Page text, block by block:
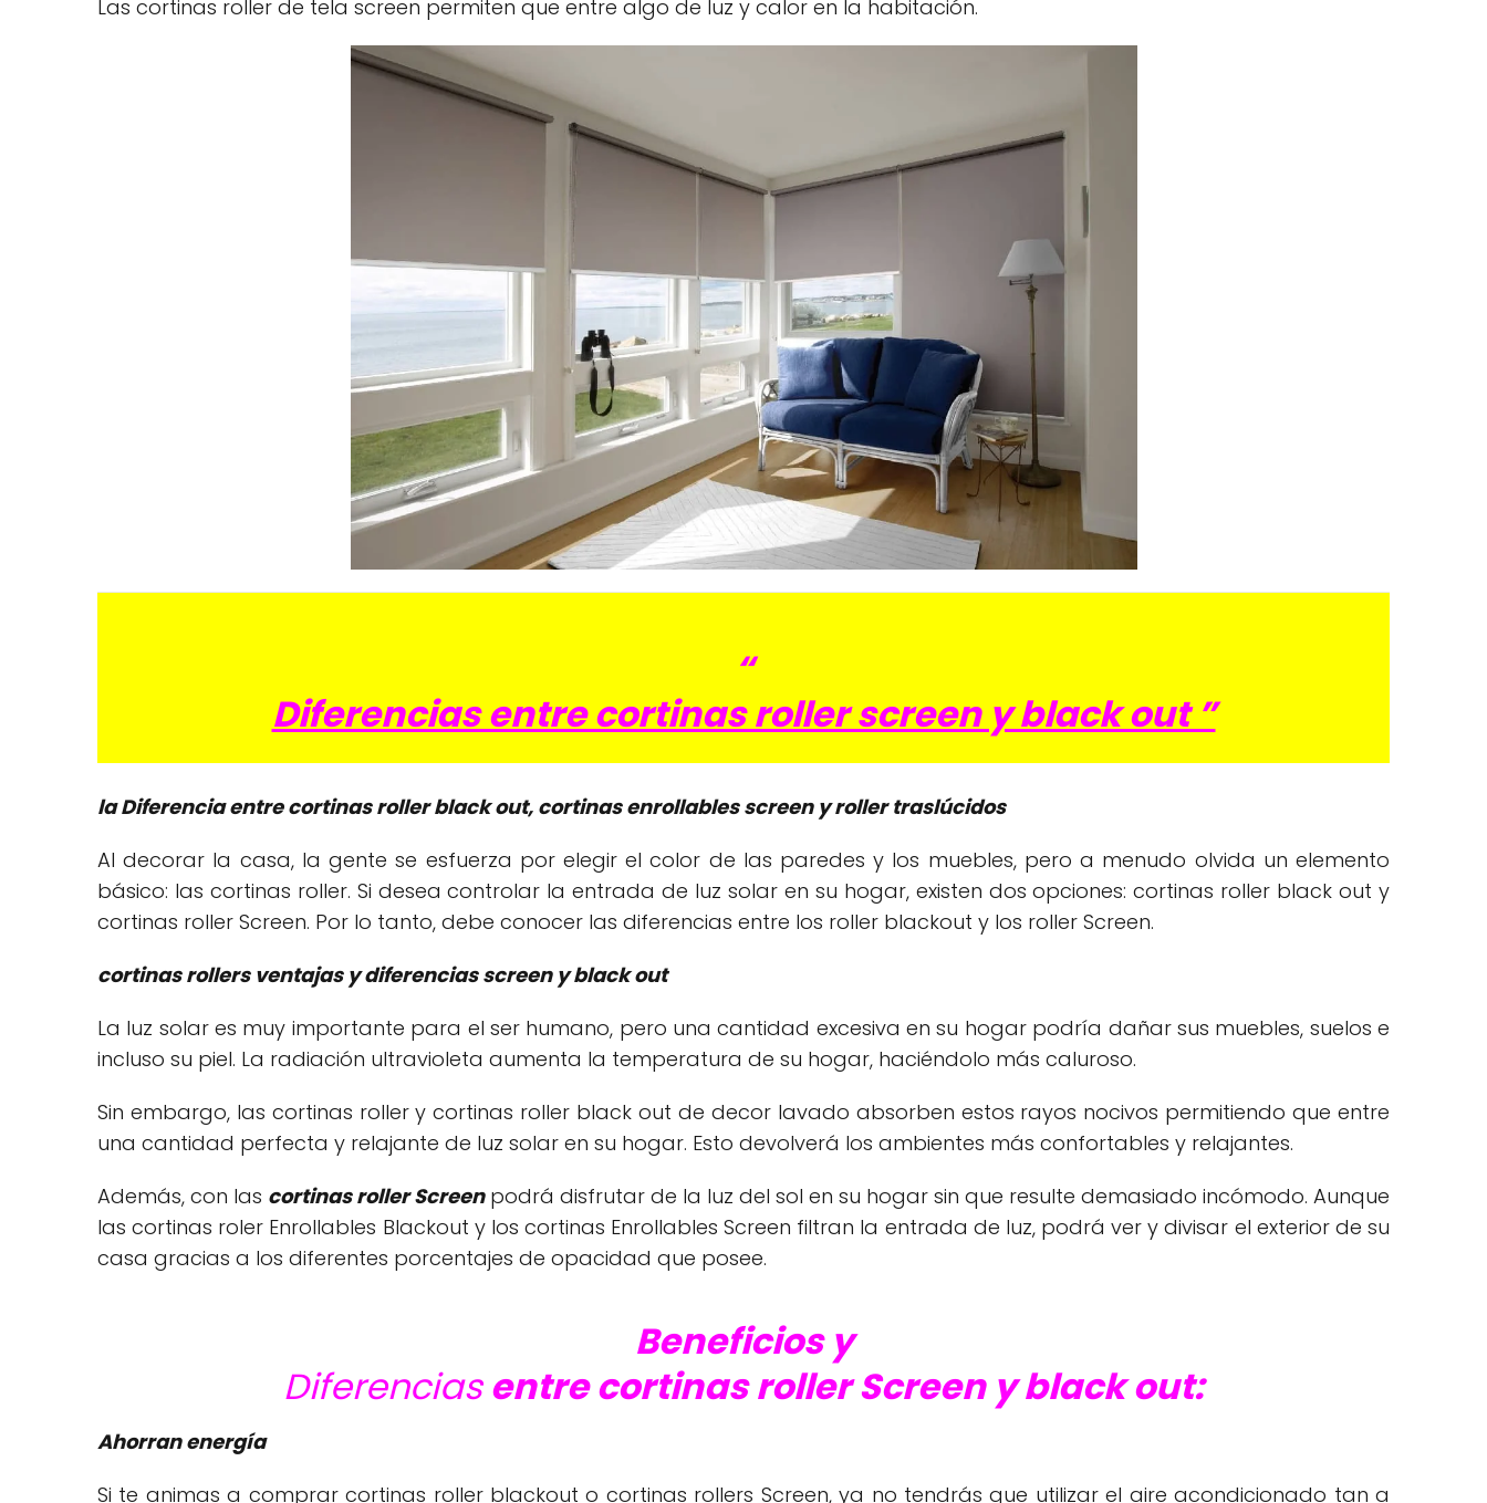
Las cortinas roller de tela screen permiten que entre algo de luz y calor en la habitación.
“
Diferencias entre cortinas roller screen y black out ”
la Diferencia entre cortinas roller black out, cortinas enrollables screen y roller traslúcidos
Al decorar la casa, la gente se esfuerza por elegir el color de las paredes y los muebles, pero a menudo olvida un elemento
básico: las cortinas roller. Si desea controlar la entrada de luz solar en su hogar, existen dos opciones: cortinas roller black out y
cortinas roller Screen. Por lo tanto, debe conocer las diferencias entre los roller blackout y los roller Screen.
cortinas rollers ventajas y diferencias screen y black out
La luz solar es muy importante para el ser humano, pero una cantidad excesiva en su hogar podría dañar sus muebles, suelos e
incluso su piel. La radiación ultravioleta aumenta la temperatura de su hogar, haciéndolo más caluroso.
Sin embargo, las cortinas roller y cortinas roller black out de decor lavado absorben estos rayos nocivos permitiendo que entre
una cantidad perfecta y relajante de luz solar en su hogar. Esto devolverá los ambientes más confortables y relajantes.
Además, con las cortinas roller Screenpodrá disfrutar de la luz del sol en su hogar sin que resulte demasiado incómodo. Aunque
las cortinas roler Enrollables Blackout y los cortinas Enrollables Screen filtran la entrada de luz, podrá ver y divisar el exterior de su
casa gracias a los diferentes porcentajes de opacidad que posee.
Beneficios y
Diferenciasentre cortinas roller Screen y black out:
Ahorran energía
Si te animas a comprar cortinas roller blackout o cortinas rollers Screen, ya no tendrás que utilizar el aire acondicionado tan a